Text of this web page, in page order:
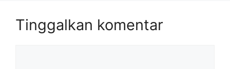
Tinggalkan komentar